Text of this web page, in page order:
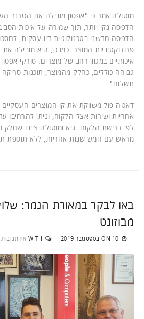
מוטולה אמר כי "אפסון מובילה את הטרנד
הדפסה נקי יותר, תוך שמירה על איכות
הדפסה חדשני בטכנולוגיית דיו עסקית,
פרודוקטיביות המוצר. כמו כן, היא מובילה
איכותיים במגוון רחב של מוצרים. סורקי
גבוהה כוללים, כחלק מהמוצר, תוכנות
תשלום".
דאטה פול משווקת את קו המוצרים
אחריות ושירות אצל הלקוח, וניתן להרחיבו
לפי דרישת הלקוח. גיא ומוטולה ציינו שחלק
מראש עם חמש שנות אחריות, ללא תוספת
באו לבקר במאורת הנמר:
מבוזונט
ON 10 בספטמבר 2019 WITH אין תגובות